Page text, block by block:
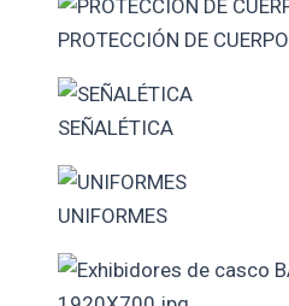
PROTECCIÓN DE CUERPO
SEÑALÉTICA
UNIFORMES